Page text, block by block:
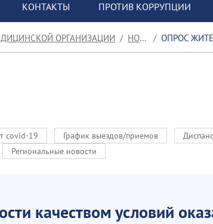
КОНТАКТЫ ПРОТИВ КОРРУПЦИИ
ОРГАНИЗАЦИИ НОВОСТИ ОПРОС ЖИТЕЛЕЙ ПО
covid-19 График выездов/приемов
Региональные новости
качеством условий